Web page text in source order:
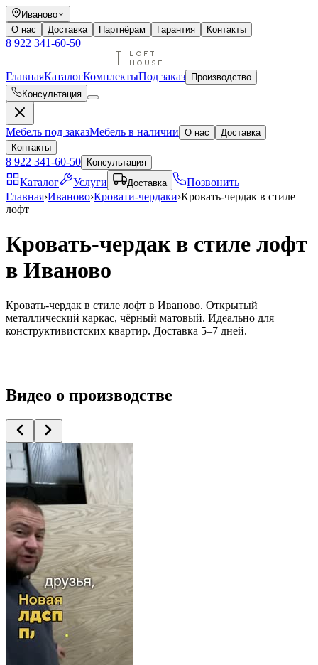
Иваново
О нас
Доставка Партнёрам Гарантия Контакты
8 922 341-60-50
ГлавнаяКаталогКомплектыПод заказ
Производство
Консультация
Мебель под заказМебель в наличии О нас
Доставка
Контакты
8 922 341-60-50 Консультация
Каталог Услуги Доставка
Позвонить
Главная›Иваново›Кровати-чердаки›Кровать-чердак в стиле
лофт
Кровать-чердак в стиле лофт
в Иваново
Кровать-чердак в стиле лофт в Иваново. Открытый
металлический каркас, чёрный матовый. Идеально для
конструктивистских квартир. Доставка 5–7 дней.
Видео о производстве